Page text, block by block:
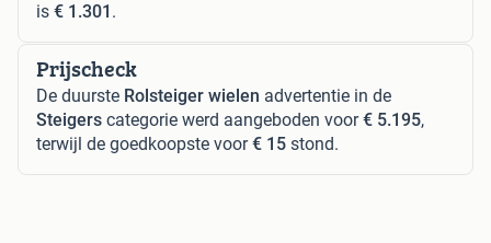
is € 1.301 .
Prijscheck
De duurste Rolsteiger wielen advertentie in de
Steigers categorie werd aangeboden voor€ 5.195,
terwijl de goedkoopste voor€ 15 stond.